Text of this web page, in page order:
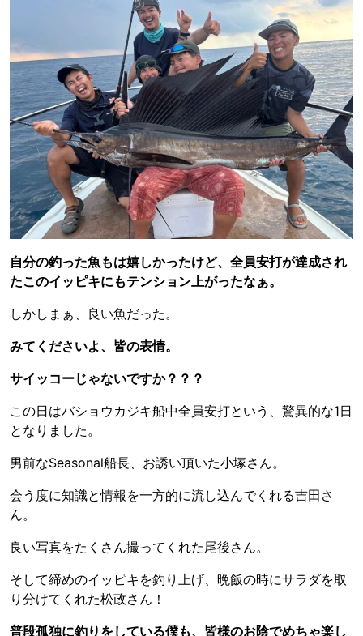
自分の釣った魚もは嬉しかったけど、全員安打が達成され
たこのイッピキにもテンション上がったなぁ。
しかしまぁ、良い魚だった。
みてくださいよ、皆の表情。
サイッコーじゃないですか？？？
この日はバショウカジキ船中全員安打という、驚異的な1日
となりました。
男前なSeasonal船長、お誘い頂いた小塚さん。
会う度に知識と情報を一方的に流し込んでくれる吉田さ
ん。
良い写真をたくさん撮ってくれた尾後さん。
そして締めのイッピキを釣り上げ、晩飯の時にサラダを取
り分けてくれた松政さん！
普段孤独に釣りをしている僕も、皆様のお陰でめちゃ楽し